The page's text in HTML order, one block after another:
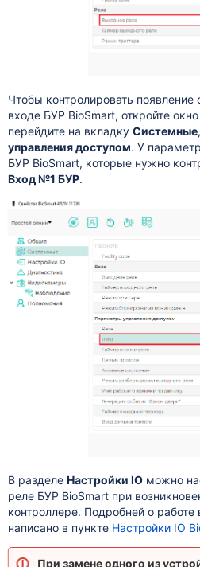
Чтобы контролировать появление
входе БУР BioSmart, откройте окно
перейдите на вкладку Системные
управления доступом. У
БУР BioSmart, которые нужно
Вход №1 БУР.
В разделе Настройки IOможно
реле БУР BioSmart при
контроллере. Подробней о работе
написано в пункте Настройки IO
При замене одного из